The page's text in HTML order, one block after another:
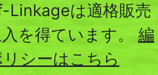
Linkageは適格販売
を得ています。 編
シーはこちら